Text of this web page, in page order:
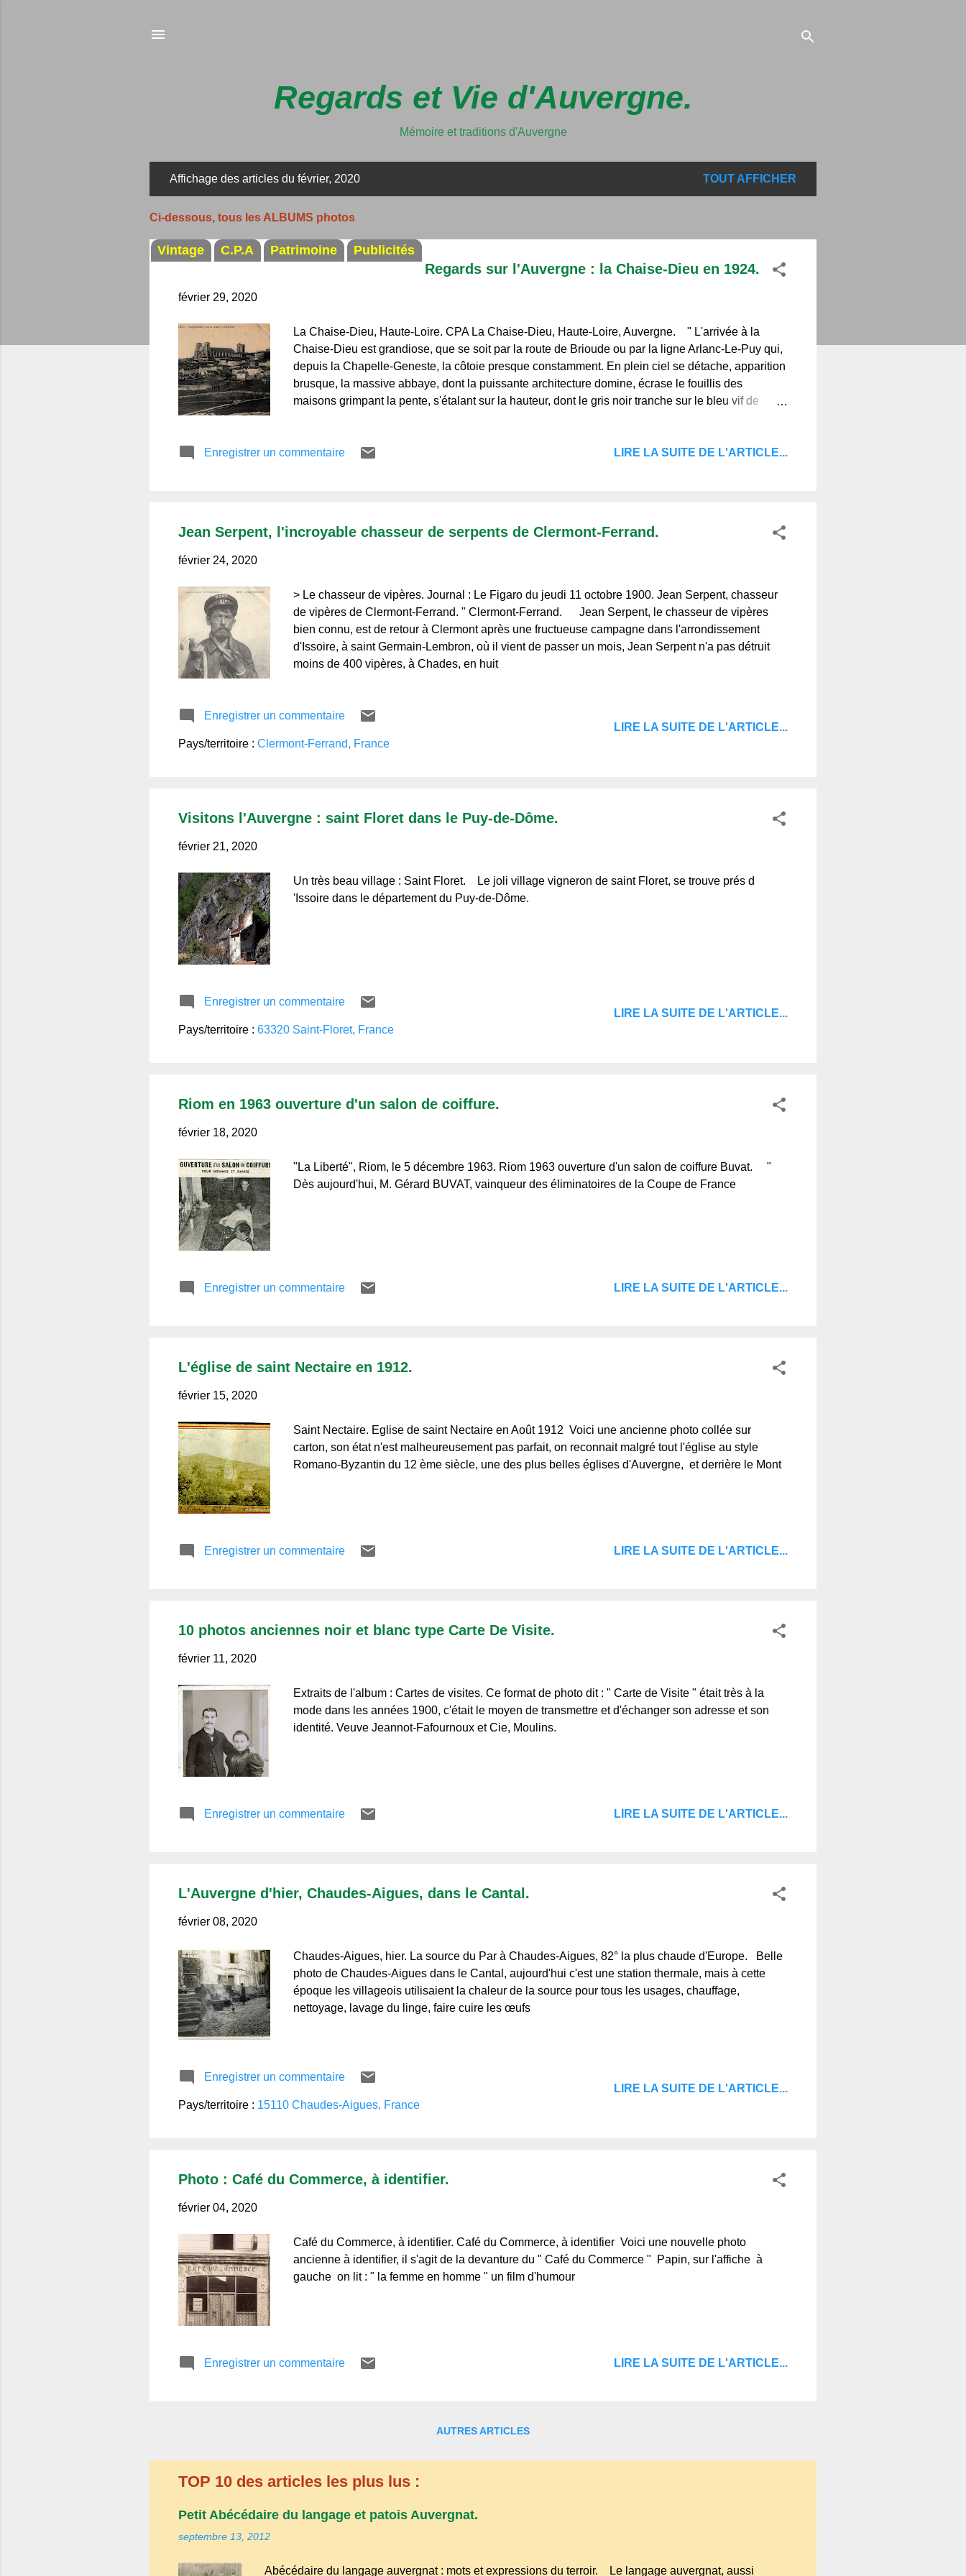
Regards et Vie d'Auvergne.
Mémoire et traditions d'Auvergne
t
i
c
Affichage des articles du février, 2020 TOUT AFFICHER
Ci-dessous, tous les ALBUMS photos
Vintage C.P.A Patrimoine Publicités
Regards sur l'Auvergne : la Chaise-Dieu en 1924.
février 29, 2020
La Chaise-Dieu, Haute-Loire. CPA La Chaise-Dieu, Haute-Loire, Auvergne. " L'arrivée à la
Chaise-Dieu est grandiose, que se soit par la route de Brioude ou par la ligne Arlanc-Le-Puy qui,
depuis la Chapelle-Geneste, la côtoie presque constamment. En plein ciel se détache, apparition
brusque, la massive abbaye, dont la puissante architecture domine, écrase le fouillis des
maisons grimpant la pente, s'étalant sur la hauteur, dont le gris noir tranche sur le bleu vif de
célèbre où le cardinal de Rohan connu l'exil, où repose un pape sous les larges dalles, coin que
Enregistrer un commentaire LIRE LA SUITE DE L'ARTICLE...
Jean Serpent, l'incroyable chasseur de serpents de Clermont-Ferrand.
février 24, 2020
> Le chasseur de vipères. Journal : Le Figaro du jeudi 11 octobre 1900. Jean Serpent, chasseur
de vipères de Clermont-Ferrand. " Clermont-Ferrand. Jean Serpent, le chasseur de vipères
bien connu, est de retour à Clermont après une fructueuse campagne dans l'arrondissement
d'Issoire, à saint Germain-Lembron, où il vient de passer un mois, Jean Serpent n'a pas détruit
moins de 400 vipères, à Chades, en huit
Enregistrer un commentaire
Pays/territoire : Clermont-Ferrand, France
LIRE LA SUITE DE L'ARTICLE...
Visitons l'Auvergne : saint Floret dans le Puy-de-Dôme.
février 21, 2020
Un très beau village : Saint Floret. Le joli village vigneron de saint Floret, se trouve prés d
'Issoire dans le département du Puy-de-Dôme.
Enregistrer un commentaire
Pays/territoire : 63320 Saint-Floret, France
LIRE LA SUITE DE L'ARTICLE...
Riom en 1963 ouverture d'un salon de coiffure.
février 18, 2020
"La Liberté", Riom, le 5 décembre 1963. Riom 1963 ouverture d'un salon de coiffure Buvat. "
Dès aujourd'hui, M. Gérard BUVAT, vainqueur des éliminatoires de la Coupe de France
Enregistrer un commentaire LIRE LA SUITE DE L'ARTICLE...
L'église de saint Nectaire en 1912.
février 15, 2020
Saint Nectaire. Eglise de saint Nectaire en Août 1912 Voici une ancienne photo collée sur
carton, son état n'est malheureusement pas parfait, on reconnait malgré tout l'église au style
Romano-Byzantin du 12 ème siècle, une des plus belles églises d'Auvergne, et derrière le Mont
Enregistrer un commentaire LIRE LA SUITE DE L'ARTICLE...
10 photos anciennes noir et blanc type Carte De Visite.
février 11, 2020
Extraits de l'album : Cartes de visites. Ce format de photo dit : " Carte de Visite " était très à la
mode dans les années 1900, c'était le moyen de transmettre et d'échanger son adresse et son
identité. Veuve Jeannot-Fafournoux et Cie, Moulins.
Enregistrer un commentaire LIRE LA SUITE DE L'ARTICLE...
L'Auvergne d'hier, Chaudes-Aigues, dans le Cantal.
février 08, 2020
Chaudes-Aigues, hier. La source du Par à Chaudes-Aigues, 82° la plus chaude d'Europe. Belle
photo de Chaudes-Aigues dans le Cantal, aujourd'hui c'est une station thermale, mais à cette
époque les villageois utilisaient la chaleur de la source pour tous les usages, chauffage,
nettoyage, lavage du linge, faire cuire les œufs
Enregistrer un commentaire
Pays/territoire : 15110 Chaudes-Aigues, France
LIRE LA SUITE DE L'ARTICLE...
Photo : Café du Commerce, à identifier.
février 04, 2020
Café du Commerce, à identifier. Café du Commerce, à identifier Voici une nouvelle photo
ancienne à identifier, il s'agit de la devanture du " Café du Commerce " Papin, sur l'affiche à
gauche on lit : " la femme en homme " un film d'humour
Enregistrer un commentaire LIRE LA SUITE DE L'ARTICLE...
AUTRES ARTICLES
TOP 10 des articles les plus lus :
Petit Abécédaire du langage et patois Auvergnat.
septembre 13, 2012
Abécédaire du langage auvergnat : mots et expressions du terroir. Le langage auvergnat, aussi